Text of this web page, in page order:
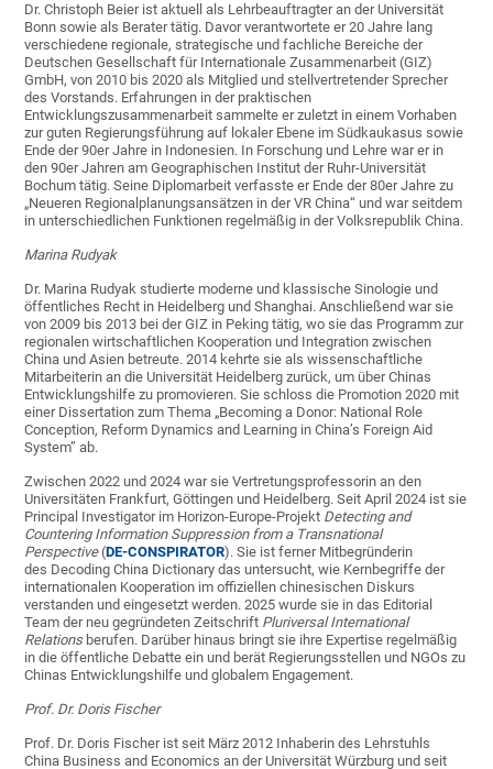
Dr. Christoph Beier ist aktuell als Lehrbeauftragter an der Universität
Bonn sowie als Berater tätig. Davor verantwortete er 20 Jahre lang
verschiedene regionale, strategische und fachliche Bereiche der
Deutschen Gesellschaft für Internationale Zusammenarbeit (GIZ)
GmbH, von 2010 bis 2020 als Mitglied und stellvertretender Sprecher
des Vorstands. Erfahrungen in der praktischen
Entwicklungszusammenarbeit sammelte er zuletzt in einem Vorhaben
zur guten Regierungsführung auf lokaler Ebene im Südkaukasus sowie
Ende der 90er Jahre in Indonesien. In Forschung und Lehre war er in
den 90er Jahren am Geographischen Institut der Ruhr-Universität
Bochum tätig. Seine Diplomarbeit verfasste er Ende der 80er Jahre zu
„Neueren Regionalplanungsansätzen in der VR China“ und war seitdem
in unterschiedlichen Funktionen regelmäßig in der Volksrepublik China.
Marina Rudyak
Dr. Marina Rudyak studierte moderne und klassische Sinologie und
öffentliches Recht in Heidelberg und Shanghai. Anschließend war sie
von 2009 bis 2013 bei der GIZ in Peking tätig, wo sie das Programm zur
regionalen wirtschaftlichen Kooperation und Integration zwischen
China und Asien betreute. 2014 kehrte sie als wissenschaftliche
Mitarbeiterin an die Universität Heidelberg zurück, um über Chinas
Entwicklungshilfe zu promovieren. Sie schloss die Promotion 2020 mit
einer Dissertation zum Thema „Becoming a Donor: National Role
Conception, Reform Dynamics and Learning in China’s Foreign Aid
System” ab.
Zwischen 2022 und 2024 war sie Vertretungsprofessorin an den
Universitäten Frankfurt, Göttingen und Heidelberg. Seit April 2024 ist sie
Principal Investigator im Horizon-Europe-Projekt Detecting and
Countering Information Suppression from a Transnational
Perspective(DE-CONSPIRATOR). Sie ist ferner Mitbegründerin
des Decoding China Dictionary das untersucht, wie Kernbegriffe der
internationalen Kooperation im offiziellen chinesischen Diskurs
verstanden und eingesetzt werden. 2025 wurde sie in das Editorial
Team der neu gegründeten Zeitschrift Pluriversal International
Relationsberufen. Darüber hinaus bringt sie ihre Expertise regelmäßig
in die öffentliche Debatte ein und berät Regierungsstellen und NGOs zu
Chinas Entwicklungshilfe und globalem Engagement.
Prof. Dr. Doris Fischer
Prof. Dr. Doris Fischer ist seit März 2012 Inhaberin des Lehrstuhls
China Business and Economics an der Universität Würzburg und seit